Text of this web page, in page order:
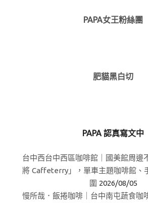
PAPA女王粉絲團
肥貓黑白切
PAPA 認真寫文中
台中西台中西區咖啡館｜國美館周邊
將 Caffeterry」，單車主題咖啡館、
圍 2026/08/05
慢所哉．飯捲咖啡｜台中南屯蔬食咖